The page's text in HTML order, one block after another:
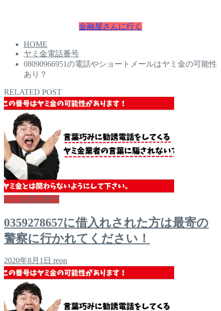
金融屋さんに行く
HOME
ヤミ金電話番号
08090966951の電話やショートメールはヤミ金の可能性
あり？
RELATED POST
ヤミ金電話番号
0359278657に借入れされた方は最寄の
警察に行かれてください！
2020年8月1日 reon